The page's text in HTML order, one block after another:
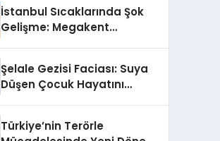
İstanbul Sıcaklarında Şok
Gelişme: Megakent
Şelale Gezisi Faciası: Suya
Düşen Çocuk Hayatını
Türkiye’nin Terörle